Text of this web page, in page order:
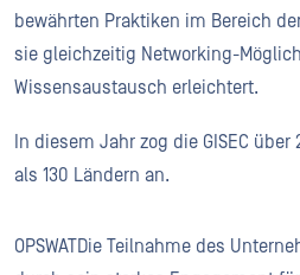
bewährten Praktiken im Bereich
sie gleichzeitig Networking-
Wissensaustausch erleichtert.
In diesem Jahr zog die GISEC
als 130 Ländern an.
OPSWATDie Teilnahme des